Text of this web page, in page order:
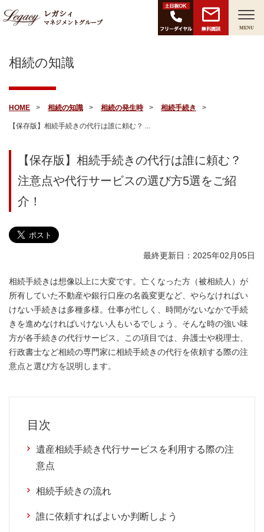
レガシィ
マネジメントグループ
無料面談 MENU
相続の知識
HOME 相続の知識 相続の発生時 相続手続き
【保存版】相続手続きの代行は誰に頼む？ ...
【保存版】相続手続きの代行は誰に頼む？
注意点や代行サービスの選び方5選をご紹
介！
最終更新日：2025年02月05日
相続手続きは想像以上に大変です。亡くなった方（被相続人）が
所有していた不動産や銀行口座の名義変更など、やらなければい
けない手続きは多種多様。仕事が忙しく、時間がないなかで手続
きを進めなければいけない人もいるでしょう。そんな時の強い味
方が各手続きの代行サービス。この項目では、弁護士や税理士、
行政書士など相続の専門家に相続手続きの代行を依頼する際の注
意点と選び方を説明します。
目次
遺産相続手続き代行サービスを利用する際の注
意点
相続手続きの流れ
誰に依頼すればよいか判断しよう